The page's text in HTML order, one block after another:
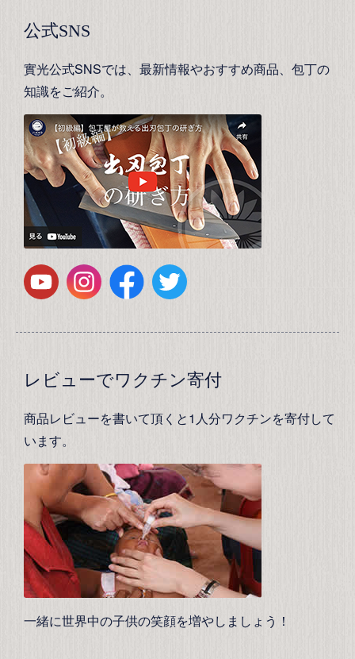
公式SNS
實光公式SNSでは、最新情報やおすすめ商品、包丁の
知識をご紹介。
レビューでワクチン寄付
商品レビューを書いて頂くと1人分ワクチンを寄付して
います。
一緒に世界中の子供の笑顔を増やしましょう！